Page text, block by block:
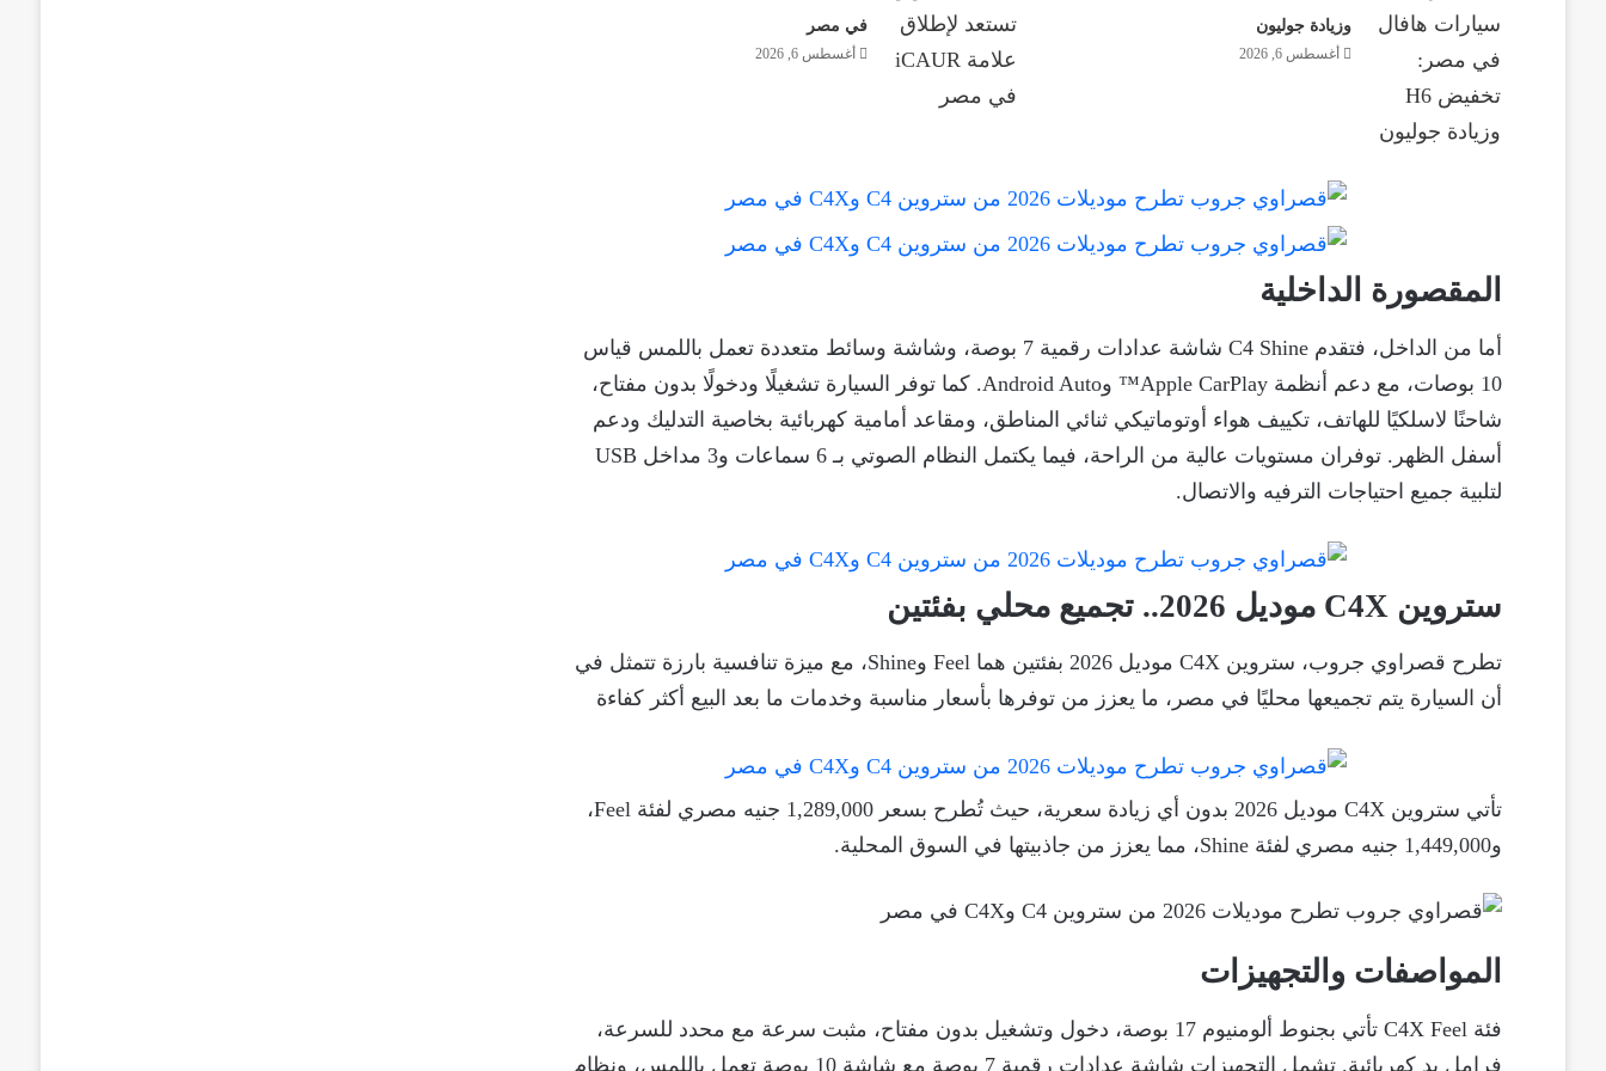
وزيادة جوليون
أغسطس 6, 2026
في مصر
أغسطس 6, 2026
المقصورة الداخلية
أما من الداخل، فتقدم C4 Shine شاشة عدادات رقمية 7 بوصة، وشاشة وسائط متعددة تعمل باللمس قياس
10 بوصات، مع دعم أنظمة Apple CarPlay™ وAndroid Auto. كما توفر السيارة تشغيلًا ودخولًا بدون مفتاح،
شاحنًا لاسلكيًا للهاتف، تكييف هواء أوتوماتيكي ثنائي المناطق، ومقاعد أمامية كهربائية بخاصية التدليك ودعم
أسفل الظهر. توفران مستويات عالية من الراحة، فيما يكتمل النظام الصوتي بـ 6 سماعات و3 مداخل USB
لتلبية جميع احتياجات الترفيه والاتصال.
ستروين C4X موديل 2026.. تجميع محلي بفئتين
تطرح قصراوي جروب، ستروين C4X موديل 2026 بفئتين هما Feel وShine، مع ميزة تنافسية بارزة تتمثل في
أن السيارة يتم تجميعها محليًا في مصر، ما يعزز من توفرها بأسعار مناسبة وخدمات ما بعد البيع أكثر كفاءة
تأتي ستروين C4X موديل 2026 بدون أي زيادة سعرية، حيث تُطرح بسعر 1,289,000 جنيه مصري لفئة Feel،
و1,449,000 جنيه مصري لفئة Shine، مما يعزز من جاذبيتها في السوق المحلية.
المواصفات والتجهيزات
فئة C4X Feel تأتي بجنوط ألومنيوم 17 بوصة، دخول وتشغيل بدون مفتاح، مثبت سرعة مع محدد للسرعة،
فرامل يد كهربائية. تشمل التجهيزات شاشة عدادات رقمية 7 بوصة مع شاشة 10 بوصة تعمل باللمس، ونظام